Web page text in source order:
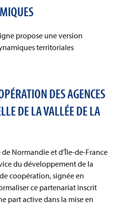
propose une version
territoriales
DES AGENCES
DE LA VALLÉE DE LA
Normandie et d’Île-de-France
du développement de la
coopération, signée en
ce partenariat inscrit
part active dans la mise en